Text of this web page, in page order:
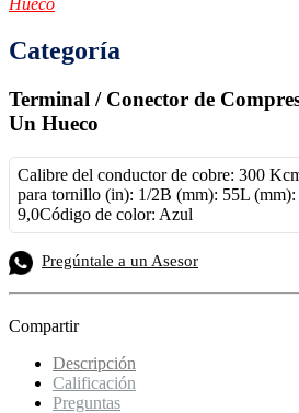
Hueco
Categoría
Terminal / Conector de
Un Hueco
Calibre del conductor de cobre: 300
para tornillo (in): 1/2B (mm): 55L
9,0Código de color: Azul
Pregúntale a un Asesor
Compartir
Descripción
Calificación
Preguntas